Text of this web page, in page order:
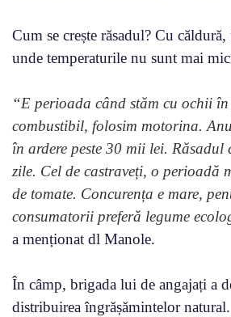
Cum se crește răsadul? Cu
unde temperaturile nu sunt mai
“E perioada când stăm cu ochii
combustibil, folosim motorina.
în ardere peste 30 mii lei. Răsadul
zile. Cel de castraveți, o perioadă
de tomate. Concurența e mare,
consumatorii preferă legume
a menționat dl Manole.
În câmp, brigada lui de angajați a
distribuirea îngrășămintelor